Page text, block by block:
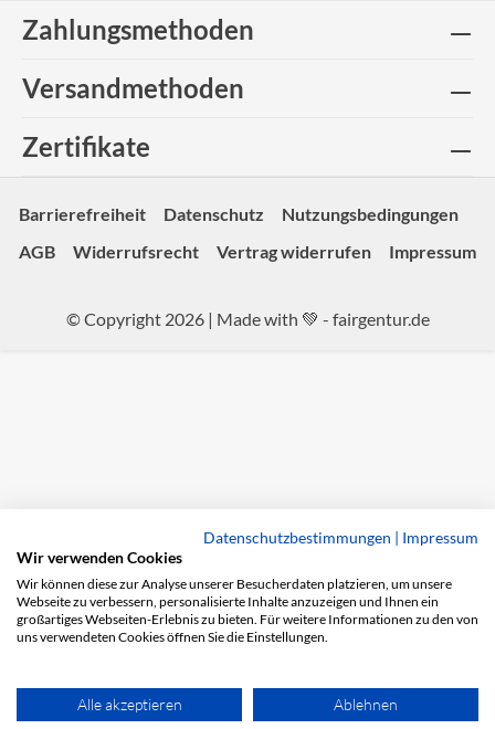
Zahlungsmethoden
Versandmethoden
Zertifikate
Barrierefreiheit Datenschutz
Nutzungsbedingungen
AGB
Widerrufsrecht Vertrag widerrufen Impressum
© Copyright 2026 | Made with 💚 - fairgentur.de
Datenschutzbestimmungen | Impressum
Wir verwenden Cookies
Wir können diese zur Analyse unserer Besucherdaten platzieren, um unsere
Webseite zu verbessern, personalisierte Inhalte anzuzeigen und Ihnen ein
großartiges Webseiten-Erlebnis zu bieten. Für weitere Informationen zu den von
uns verwendeten Cookies öffnen Sie die Einstellungen.
Alle akzeptieren Ablehnen